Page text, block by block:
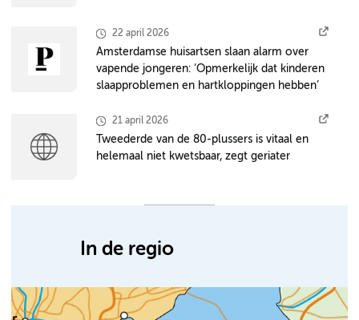
22 april 2026
Amsterdamse huisartsen slaan alarm over
vapende jongeren: ‘Opmerkelijk dat kinderen
slaapproblemen en hartkloppingen hebben’
21 april 2026
Tweederde van de 80-plussers is vitaal en
helemaal niet kwetsbaar, zegt geriater
In de regio